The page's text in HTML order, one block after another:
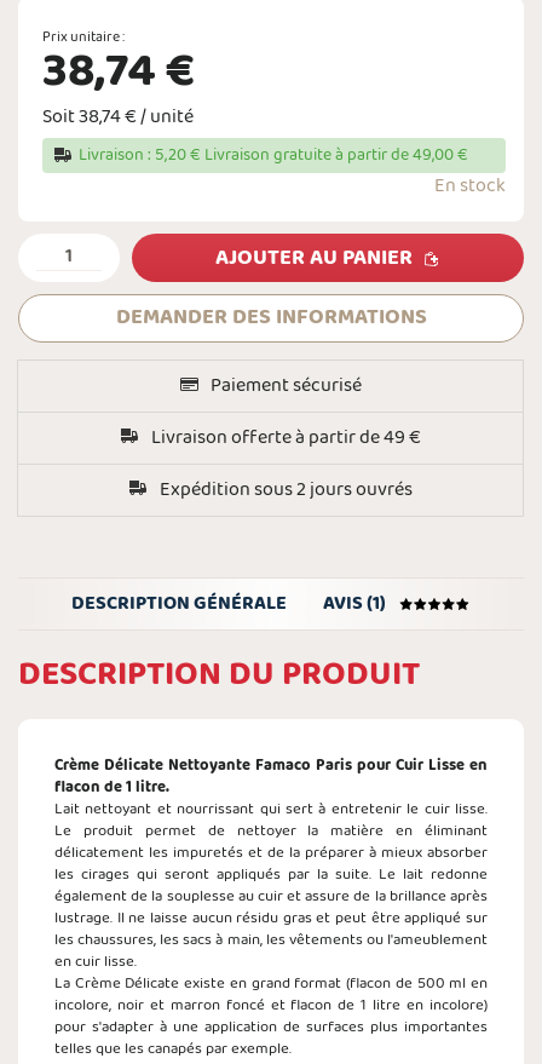
Prix unitaire :
38,74 €
Soit 38,74 € / unité
Livraison : 5,20 € Livraison gratuite à partir de 49,00 €
En stock
AJOUTER AU PANIER
DEMANDER DES INFORMATIONS
Paiement sécurisé
Livraison offerte à partir de 49 €
Expédition sous 2 jours ouvrés
DESCRIPTION GÉNÉRALE AVIS (1)
DESCRIPTION DU PRODUIT
Crème Délicate Nettoyante Famaco Paris pour Cuir Lisse en
flacon de 1 litre.
Lait nettoyant et nourrissant qui sert à entretenir le cuir lisse.
Le produit permet de nettoyer la matière en éliminant
délicatement les impuretés et de la préparer à mieux absorber
les cirages qui seront appliqués par la suite. Le lait redonne
également de la souplesse au cuir et assure de la brillance après
lustrage. Il ne laisse aucun résidu gras et peut être appliqué sur
les chaussures, les sacs à main, les vêtements ou l'ameublement
en cuir lisse.
La Crème Délicate existe en grand format (flacon de 500 ml en
incolore, noir et marron foncé et flacon de 1 litre en incolore)
pour s'adapter à une application de surfaces plus importantes
telles que les canapés par exemple.